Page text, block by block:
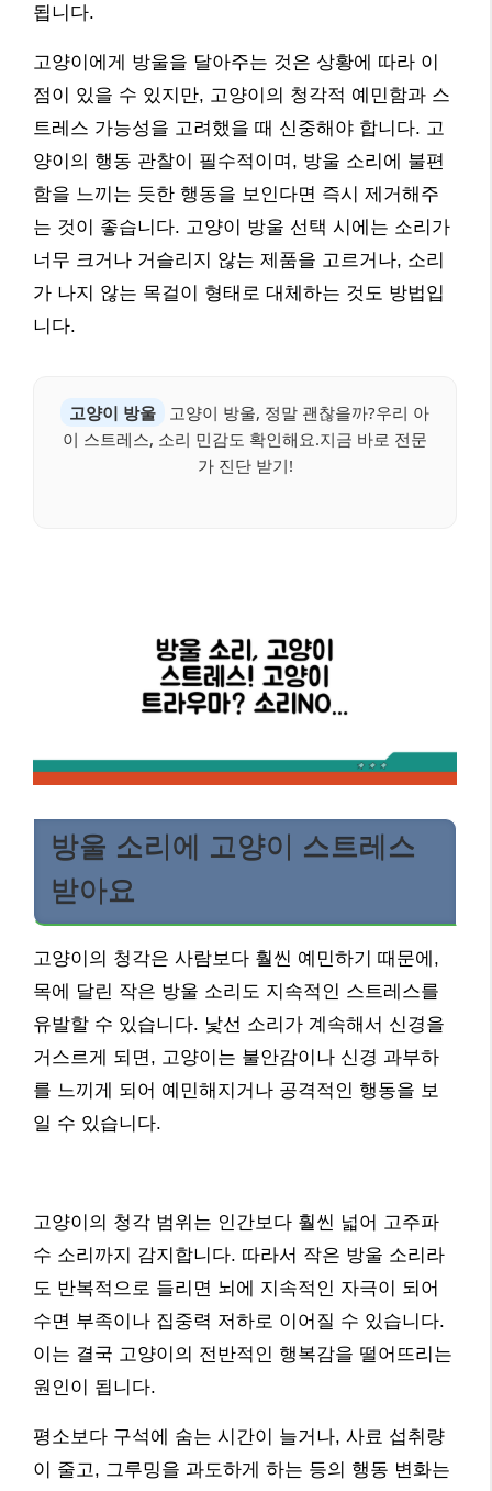
됩니다.
고양이에게 방울을 달아주는 것은 상황에 따라 이
점이 있을 수 있지만, 고양이의 청각적 예민함과 스
트레스 가능성을 고려했을 때 신중해야 합니다. 고
양이의 행동 관찰이 필수적이며, 방울 소리에 불편
함을 느끼는 듯한 행동을 보인다면 즉시 제거해주
는 것이 좋습니다. 고양이 방울 선택 시에는 소리가
너무 크거나 거슬리지 않는 제품을 고르거나, 소리
가 나지 않는 목걸이 형태로 대체하는 것도 방법입
니다.
고양이 방울
고양이 방울, 정말 괜찮을까?우리 아
이 스트레스, 소리 민감도 확인해요.지금 바로 전문
가 진단 받기!
방울 소리에 고양이 스트레스
받아요
고양이의 청각은 사람보다 훨씬 예민하기 때문에,
목에 달린 작은 방울 소리도 지속적인 스트레스를
유발할 수 있습니다. 낯선 소리가 계속해서 신경을
거스르게 되면, 고양이는 불안감이나 신경 과부하
를 느끼게 되어 예민해지거나 공격적인 행동을 보
일 수 있습니다.
고양이의 청각 범위는 인간보다 훨씬 넓어 고주파
수 소리까지 감지합니다. 따라서 작은 방울 소리라
도 반복적으로 들리면 뇌에 지속적인 자극이 되어
수면 부족이나 집중력 저하로 이어질 수 있습니다.
이는 결국 고양이의 전반적인 행복감을 떨어뜨리는
원인이 됩니다.
평소보다 구석에 숨는 시간이 늘거나, 사료 섭취량
이 줄고, 그루밍을 과도하게 하는 등의 행동 변화는